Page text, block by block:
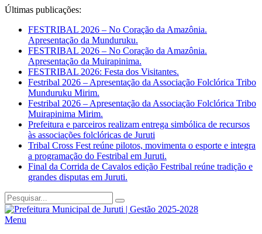
Últimas publicações:
FESTRIBAL 2026 – No Coração da Amazônia.
Apresentação da Munduruku.
FESTRIBAL 2026 – No Coração da Amazônia.
Apresentação da Muirapinima.
FESTRIBAL 2026: Festa dos Visitantes.
Festribal 2026 – Apresentação da Associação Folclórica Tribo
Munduruku Mirim.
Festribal 2026 – Apresentação da Associação Folclórica Tribo
Muirapinima Mirim.
Prefeitura e parceiros realizam entrega simbólica de recursos
às associações folclóricas de Juruti
Tribal Cross Fest reúne pilotos, movimenta o esporte e integra
a programação do Festribal em Juruti.
Final da Corrida de Cavalos edição Festribal reúne tradição e
grandes disputas em Juruti.
Menu